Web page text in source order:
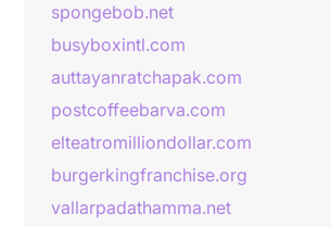
spongebob.net
busyboxintl.com
auttayanratchapak.com
postcoffeebarva.com
elteatromilliondollar.com
burgerkingfranchise.org
vallarpadathamma.net